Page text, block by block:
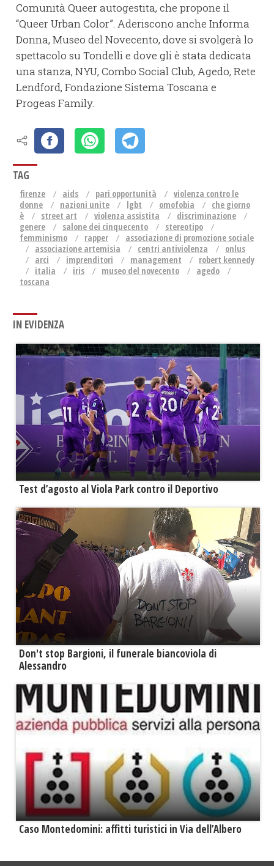
Comunità Queer autogestita, che propone il
“Queer Urban Color”. Aderiscono anche Informa
Donna, Museo del Novecento, dove si svolgerà lo
spettacolo su Tondelli e dove gli è stata dedicata
una stanza, NYU, Combo Social Club, Agedo, Rete
Lendford, Fondazione Sistema Toscana e
Progeas Family.
TAG
firenze aids pari opportunità
violenza contro le
donne
nazioni unite lgbt omofobia
che giorno
è
street art violenza assistita
discriminazione
genere
salone dei cinquecento
stereotipo
femminismo
rapper
associazione di promozione sociale
associazione artemisia
centri antiviolenza
onlus
arci
imprenditori management
robert kennedy
italia
iris museo del novecento
agedo
toscana
IN EVIDENZA
Test d’agosto al Viola Park contro il Deportivo
Don't stop Bargioni, il funerale biancoviola di
Alessandro
Caso Montedomini: affitti turistici in Via dell’Albero